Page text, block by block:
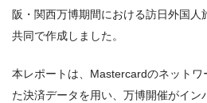
阪・関西万博期間における訪日外国人
共同で作成しました。
本レポートは、Mastercardのネット
た決済データを用い、万博開催がイン